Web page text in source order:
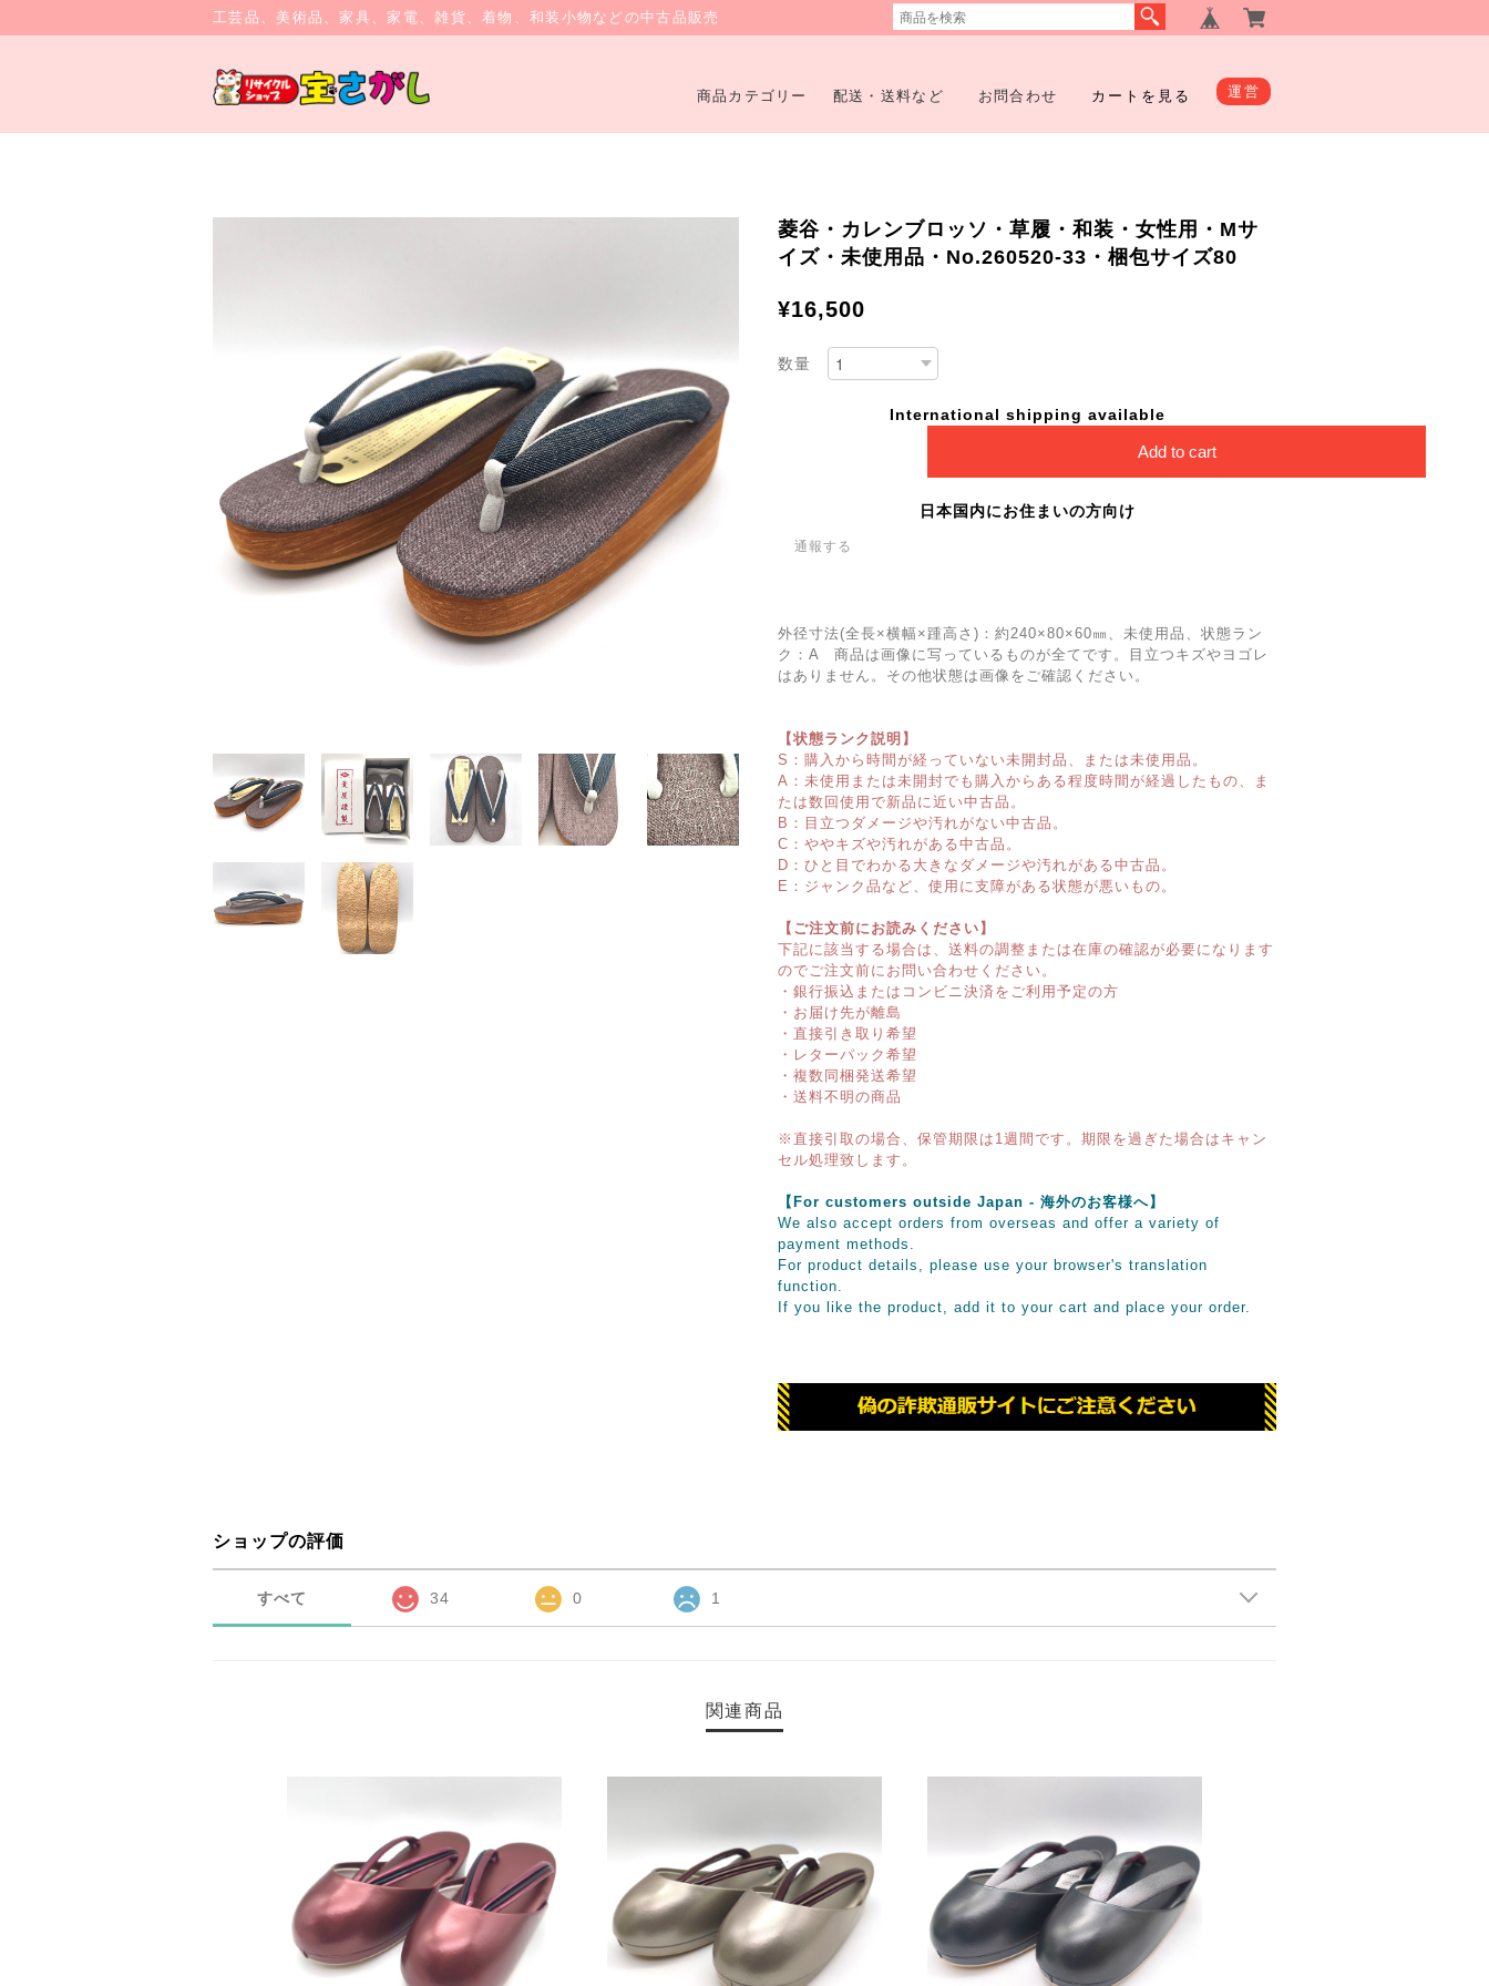
工芸品、美術品、家具、家電、雑貨、着物、和装小物などの中古品販売
商品カテゴリー 配送・送料など お問合わせ カートを見る 運営
菱谷・カレンブロッソ・草履・和装・女性用・Mサ
イズ・未使用品・No.260520-33・梱包サイズ80
¥16,500
数量
International shipping available
Add to cart
日本国内にお住まいの方向け
通報する
外径寸法(全長×横幅×踵高さ)：約240×80×60㎜、未使用品、状態ラン
ク：A 商品は画像に写っているものが全てです。目立つキズやヨゴレ
はありません。その他状態は画像をご確認ください。
【状態ランク説明】
S：購入から時間が経っていない未開封品、または未使用品。
A：未使用または未開封でも購入からある程度時間が経過したもの、ま
たは数回使用で新品に近い中古品。
B：目立つダメージや汚れがない中古品。
C：ややキズや汚れがある中古品。
D：ひと目でわかる大きなダメージや汚れがある中古品。
E：ジャンク品など、使用に支障がある状態が悪いもの。
【ご注文前にお読みください】
下記に該当する場合は、送料の調整または在庫の確認が必要になります
のでご注文前にお問い合わせください。
・銀行振込またはコンビニ決済をご利用予定の方
・お届け先が離島
・直接引き取り希望
・レターパック希望
・複数同梱発送希望
・送料不明の商品
※直接引取の場合、保管期限は1週間です。期限を過ぎた場合はキャン
セル処理致します。
【For customers outside Japan - 海外のお客様へ】
We also accept orders from overseas and offer a variety of
payment methods.
For product details, please use your browser's translation
function.
If you like the product, add it to your cart and place your order.
ショップの評価
すべて 34 0 1
関連商品